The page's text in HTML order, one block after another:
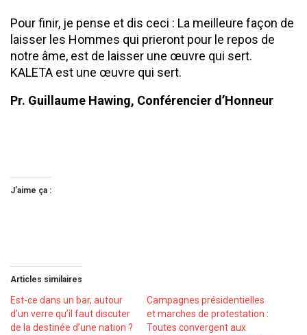
Pour finir, je pense et dis ceci : La meilleure façon de
laisser les Hommes qui prieront pour le repos de
notre âme, est de laisser une œuvre qui sert.
KALETA est une œuvre qui sert.
Pr. Guillaume Hawing, Conférencier d’Honneur
J’aime ça :
Articles similaires
Est-ce dans un bar, autour
d’un verre qu’il faut discuter
de la destinée d’une nation ?
Campagnes présidentielles
et marches de protestation :
Toutes convergent aux